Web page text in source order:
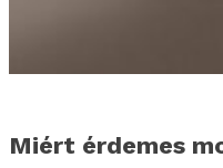
Miért érdemes